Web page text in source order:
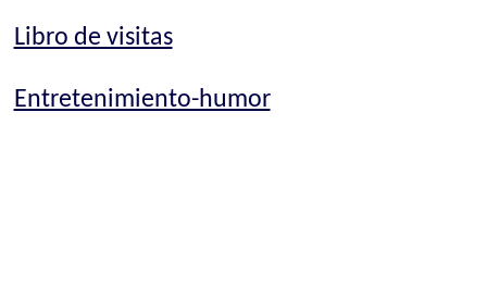
Libro de visitas
Entretenimiento-humor